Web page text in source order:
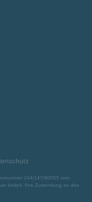
244/147/80055 vom
befreit. Ihre Zuwendung an den